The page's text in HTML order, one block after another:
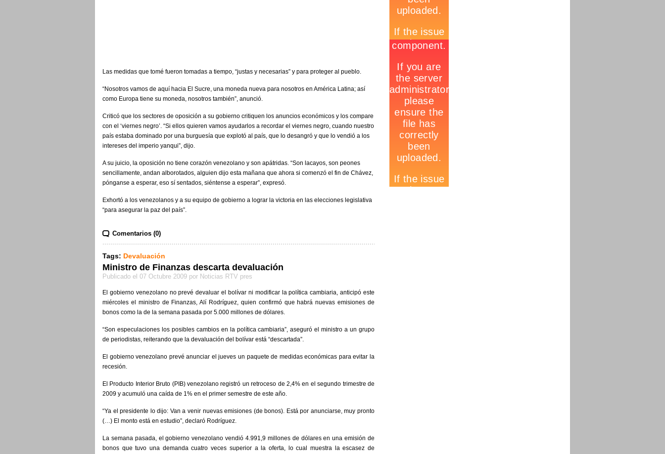
Las medidas que tomé fueron tomadas a tiempo, “justas y necesarias” y para proteger al pueblo.
“Nosotros vamos de aquí hacia El Sucre, una moneda nueva para nosotros en América Latina; así
como Europa tiene su moneda, nosotros también”, anunció.
Criticó que los sectores de oposición a su gobierno critiquen los anuncios económicos y los compare
con el ‘viernes negro’. “Si ellos quieren vamos ayudarlos a recordar el viernes negro, cuando nuestro
país estaba dominado por una burguesía que explotó al país, que lo desangró y que lo vendió a los
intereses del imperio yanqui”, dijo.
A su juicio, la oposición no tiene corazón venezolano y son apátridas. “Son lacayos, son peones
sencillamente, andan alborotados, alguien dijo esta mañana que ahora si comenzó el fin de Chávez,
pónganse a esperar, eso sí sentados, siéntense a esperar”, expresó.
Exhortó a los venezolanos y a su equipo de gobierno a lograr la victoria en las elecciones legislativa
“para asegurar la paz del país”.
Comentarios (0)
Tags: Devaluación
Ministro de Finanzas descarta devaluación
Publicado el 07 Octubre 2009 por Noticias RTV pres
El gobierno venezolano no prevé devaluar el bolívar ni modificar la política cambiaria, anticipó este
miércoles el ministro de Finanzas, Alí Rodríguez, quien confirmó que habrá nuevas emisiones de
bonos como la de la semana pasada por 5.000 millones de dólares.
“Son especulaciones los posibles cambios en la política cambiaria”, aseguró el ministro a un grupo
de periodistas, reiterando que la devaluación del bolívar está “descartada”.
El gobierno venezolano prevé anunciar el jueves un paquete de medidas económicas para evitar la
recesión.
El Producto Interior Bruto (PIB) venezolano registró un retroceso de 2,4% en el segundo trimestre de
2009 y acumuló una caída de 1% en el primer semestre de este año.
“Ya el presidente lo dijo: Van a venir nuevas emisiones (de bonos). Está por anunciarse, muy pronto
(…) El monto está en estudio”, declaró Rodríguez.
La semana pasada, el gobierno venezolano vendió 4.991,9 millones de dólares en una emisión de
bonos que tuvo una demanda cuatro veces superior a la oferta, lo cual muestra la escasez de